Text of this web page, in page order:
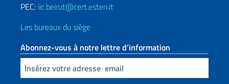
PEC: iic.beirut@cert.esteri.it
Les bureaux du siège
Abonnez-vous à notre lettre d’information
Insert your email